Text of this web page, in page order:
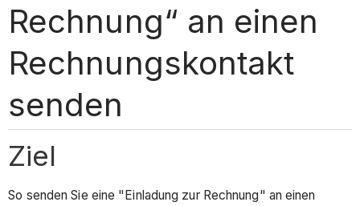
Rechnung“ an einen
Rechnungskontakt
senden
Ziel
So senden Sie eine "Einladung zur Rechnung" an einen